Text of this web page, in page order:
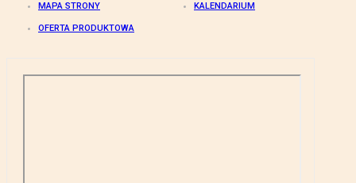
MAPA STRONY KALENDARIUM
OFERTA PRODUKTOWA